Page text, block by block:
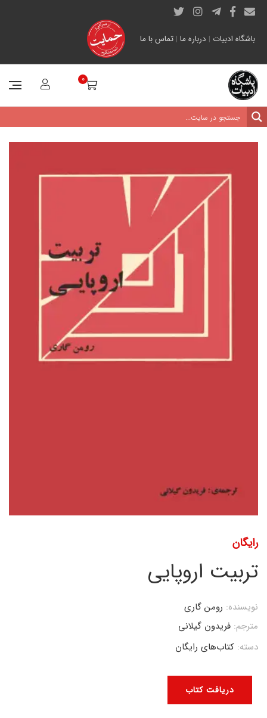
باشگاه ادبیات | درباره ما | تماس با ما
0
رایگان
تربیت اروپایی
دریافت کتاب
نویسنده: رومن گاری
مترجم: فریدون گیلانی
دسته: کتاب‌های رایگان